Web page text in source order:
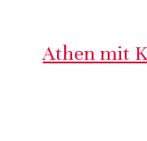
Athen mit